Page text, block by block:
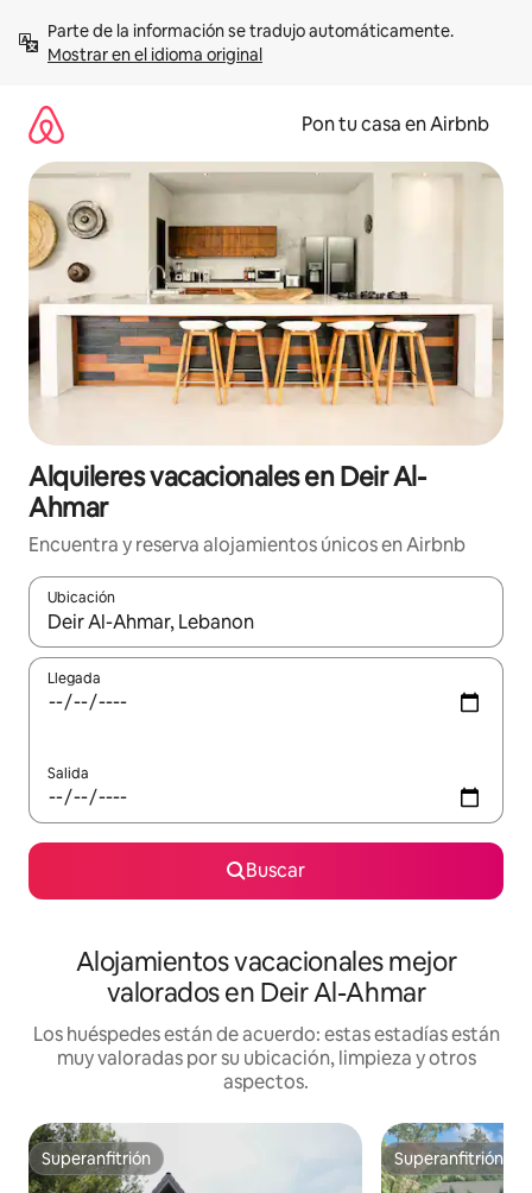
contenidoMostrar en el idioma original
Pon tu casa en Airbnb
Alquileres vacacionales en Deir Al-
Ahmar
Encuentra y reserva alojamientos únicos en Airbnb
Ubicación
Cuando los resultados estén disponibles, navega con las
Llegada
Salida
Buscar
Alojamientos vacacionales mejor
valorados en Deir Al-Ahmar
Los huéspedes están de acuerdo: estas estadías están
muy valoradas por su ubicación, limpieza y otros
aspectos.
Superanfitrión
Superanfitrión Superanfitrión
Superanfitrión